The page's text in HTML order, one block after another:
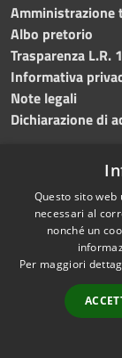
Amministrazione
Albo pretorio
Trasparenza L.R.
Informativa
Note legali
Dichiarazione di
RSS
Accessibilità
Cookie
Mappa del sito
Contatti
Questo sito
necessari al
nonché un
Per maggiori